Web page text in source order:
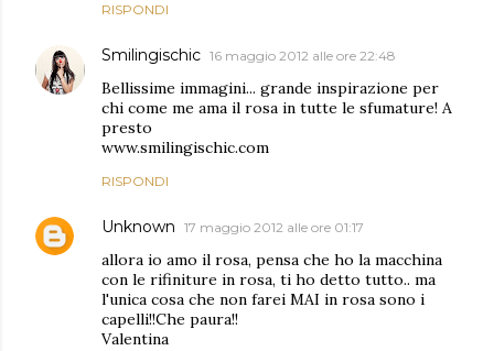
RISPONDI
Smilingischic 16 maggio 2012 alle ore 22:48
Bellissime immagini... grande inspirazione per
chi come me ama il rosa in tutte le sfumature! A
presto
www.smilingischic.com
RISPONDI
Unknown 17 maggio 2012 alle ore 01:17
allora io amo il rosa, pensa che ho la macchina
con le rifiniture in rosa, ti ho detto tutto.. ma
l'unica cosa che non farei MAI in rosa sono i
capelli!!Che paura!!
Valentina